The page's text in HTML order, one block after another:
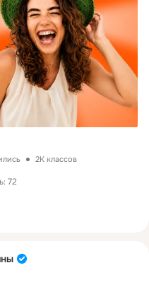
в комментариях к
2K классов
72